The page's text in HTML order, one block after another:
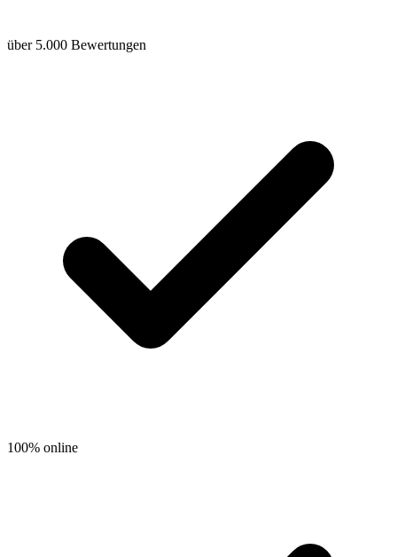
über 5.000 Bewertungen
100% online